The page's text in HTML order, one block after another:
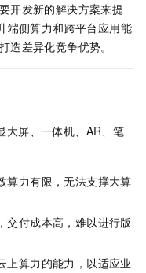
开发新的解决方案来提
端侧算力和跨平台应用能
造差异化竞争优势。
大屏、一体机、AR、笔
算力有限，无法支撑大算
交付成本高，难以进行版
上算力的能力，以适应业